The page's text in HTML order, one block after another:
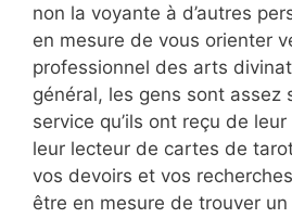
non la voyante à d’autres
en mesure de vous orienter
professionnel des arts
général, les gens sont assez
service qu’ils ont reçu de
leur lecteur de cartes de
vos devoirs et vos
être en mesure de trouver